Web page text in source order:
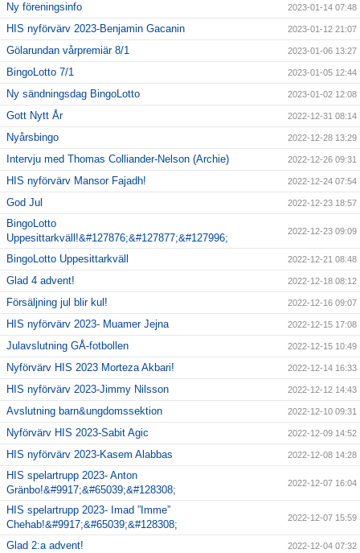
Ny föreningsinfo 2023-01-14 07:48
HIS nyförvärv 2023-Benjamin Gacanin 2023-01-12 21:07
Gölarundan vårpremiär 8/1 2023-01-06 13:27
BingoLotto 7/1 2023-01-05 12:44
Ny sändningsdag BingoLotto 2023-01-02 12:08
Gott Nytt År 2022-12-31 08:14
Nyårsbingo 2022-12-28 13:29
Intervju med Thomas Colliander-Nelson (Archie) 2022-12-26 09:31
HIS nyförvärv Mansor Fajadh! 2022-12-24 07:54
God Jul 2022-12-23 18:57
BingoLotto
Uppesittarkväll!&#127876;&#127877;&#127996;
2022-12-23 09:09
BingoLotto Uppesittarkväll 2022-12-21 08:48
Glad 4 advent! 2022-12-18 08:12
Försäljning jul blir kul! 2022-12-16 09:07
HIS nyförvärv 2023- Muamer Jejna 2022-12-15 17:08
Julavslutning GÅ-fotbollen 2022-12-15 10:49
Nyförvärv HIS 2023 Morteza Akbari! 2022-12-14 16:33
HIS nyförvärv 2023-Jimmy Nilsson 2022-12-12 14:43
Avslutning barn&ungdomssektion 2022-12-10 09:31
Nyförvärv HIS 2023-Sabit Agic 2022-12-09 14:52
HIS nyförvärv 2023-Kasem Alabbas 2022-12-08 14:28
HIS spelartrupp 2023- Anton
Gränbo!&#9917;&#65039;&#128308;
2022-12-07 16:04
HIS spelartrupp 2023- Imad ”Imme”
Chehab!&#9917;&#65039;&#128308;
2022-12-07 15:59
Glad 2:a advent! 2022-12-04 07:32